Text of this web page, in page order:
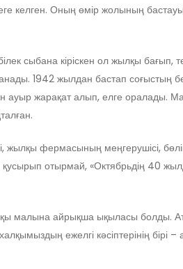
келген. Оның өмір жолының
сыбана кіріскен ол жылқы бағып,
1942 жылдан бастап соғыстың
жарақат алып, елге оралады.
жылқы фермасының меңгерушісі,
қусырып отырмай, «Октябрьдің 40
малына айрықша ықыласы болды.
ежелгі кәсіптерінің бірі –